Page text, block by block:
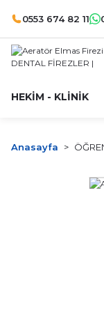
0553 674 82 11
HEKİM - KLİNİK
Anasayfa